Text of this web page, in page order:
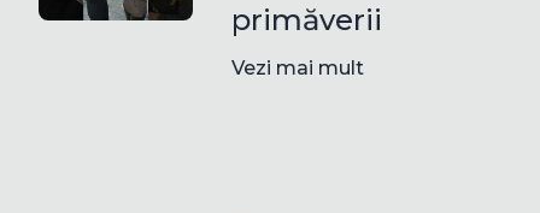
primăverii
Vezi mai mult